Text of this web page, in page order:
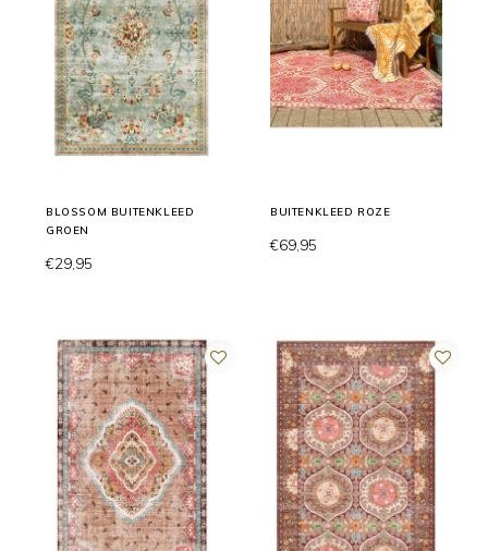
BLOSSOM BUITENKLEED
GROEN
€29,95
BUITENKLEED ROZE
€69,95